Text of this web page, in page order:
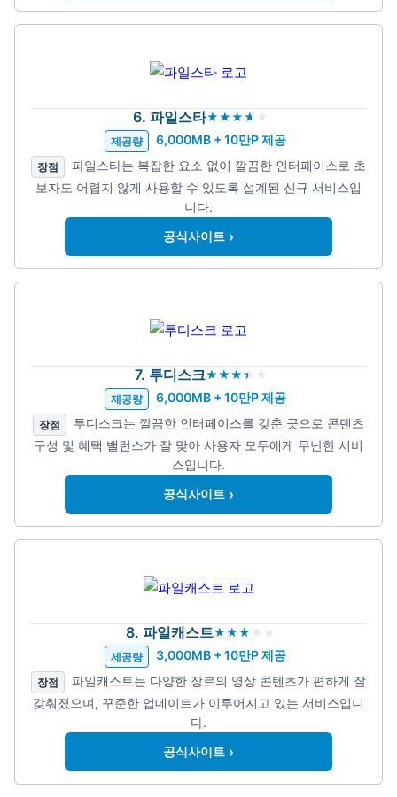
6. 파일스타
제공량 6,000MB + 10만P 제공
장점
파일스타는 복잡한 요소 없이 깔끔한 인터페이스로 초
보자도 어렵지 않게 사용할 수 있도록 설계된 신규 서비스입
니다.
공식사이트 ›
7. 투디스크
제공량 6,000MB + 10만P 제공
장점
투디스크는 깔끔한 인터페이스를 갖춘 곳으로 콘텐츠
구성 및 혜택 밸런스가 잘 맞아 사용자 모두에게 무난한 서비
스입니다.
공식사이트 ›
8. 파일캐스트
제공량 3,000MB + 10만P 제공
장점
파일캐스트는 다양한 장르의 영상 콘텐츠가 편하게 잘
갖춰졌으며, 꾸준한 업데이트가 이루어지고 있는 서비스입니
다.
공식사이트 ›